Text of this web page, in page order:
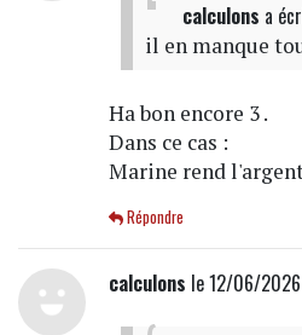
calculons a
il en manque
Ha bon encore 3 .
Dans ce cas :
Marine rend
Répondre
calculons le 12/06/2026